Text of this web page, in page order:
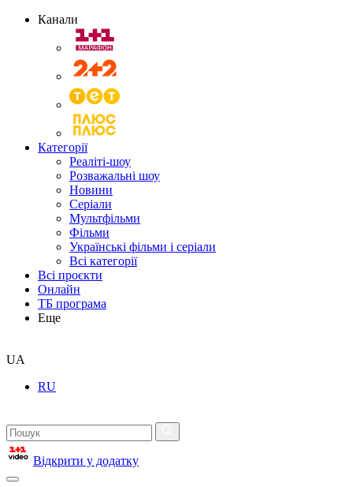
Канали
Категорії
Реаліті-шоу
Розважальні шоу
Новини
Серіали
Мультфільми
Фільми
Українські фільми і серіали
Всі категорії
Всі проєкти
Онлайн
ТБ програма
Еще
UA
RU
Відкрити у додатку